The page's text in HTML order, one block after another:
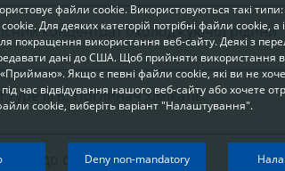
файли cookie. Використовуються такі типи:
Для деяких категорій потрібні файли cookie,
покращення використання веб-сайту. Деякі з
дані до США. Щоб прийняти використання
Якщо є певні файли cookie, які ви не
час відвідування нашого веб-сайту або хочете
cookie, виберіть варіант "Налаштування".
Deny non-mandatory
концентрат охолоджуючої рідини
III R, Поглинач хімікатів.
до омивача вікон